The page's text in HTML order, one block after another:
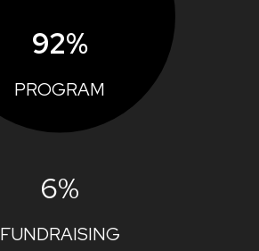
92%
PROGRAM
6%
FUNDRAISING